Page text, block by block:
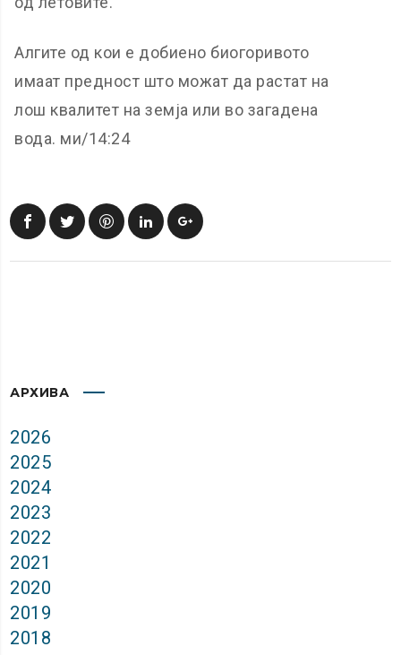
Алгите од кои е добиено биогоривото
имаат предност што можат да растат на
лош квалитет на земја или во загадена
вода. ми/14:24
АРХИВА
2026
2025
2024
2023
2022
2021
2020
2019
2018